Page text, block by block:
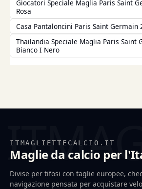
Giocatori Speciale Maglia Paris Saint
Rosa
Casa Pantaloncini Paris Saint Germain
Thailandia Speciale Maglia Paris Saint
Bianco I Nero
ITMAGLIETTECALCIO.IT
Maglie da calcio per
Divise per tifosi con taglie europee,
navigazione pensata per acquistare